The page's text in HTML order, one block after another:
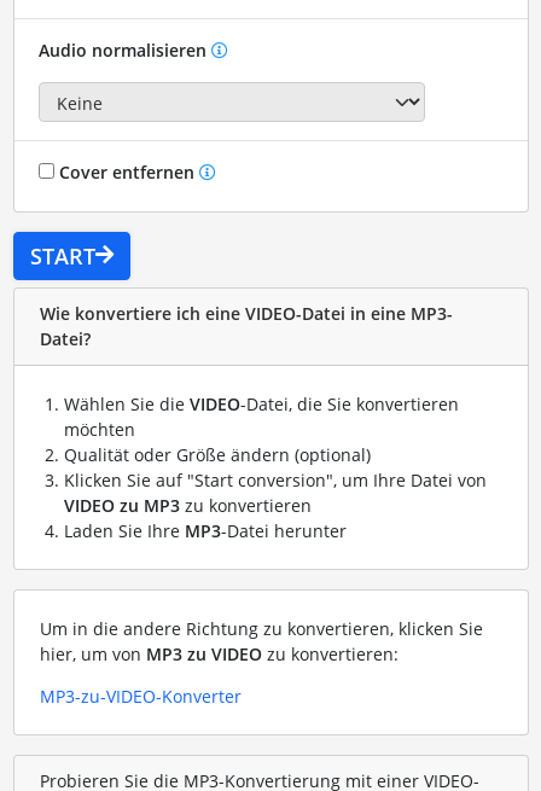
Audio normalisieren
Cover entfernen
START
Wie konvertiere ich eine VIDEO-Datei in eine MP3-
Datei?
Wählen Sie die VIDEO-Datei, die Sie konvertieren
möchten
Qualität oder Größe ändern (optional)
Klicken Sie auf "Start conversion", um Ihre Datei von
VIDEO zu MP3zu konvertieren
Laden Sie Ihre MP3-Datei herunter
Um in die andere Richtung zu konvertieren, klicken Sie
hier, um von MP3 zu VIDEOzu konvertieren:
MP3-zu-VIDEO-Konverter
Probieren Sie die MP3-Konvertierung mit einer VIDEO-